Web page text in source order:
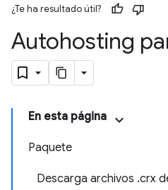
¿Te ha resultado útil?
Autohosting
En esta página
Paquete
Descarga archivos .crx